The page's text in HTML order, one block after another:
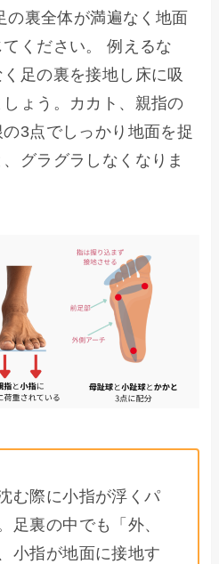
の裏全体が満遍なく地面
ください。 例えるな
足の裏を接地し床に吸
ょう。カカト、親指の
3点でしっかり地面を捉
グラグラしなくなりま
む際に小指が浮くパ
足裏の中でも「外、
小指が地面に接地す